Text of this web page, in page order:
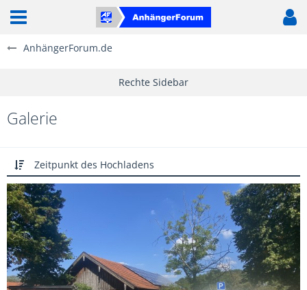
AnhängerForum.de
Galerie
Zeitpunkt des Hochladens